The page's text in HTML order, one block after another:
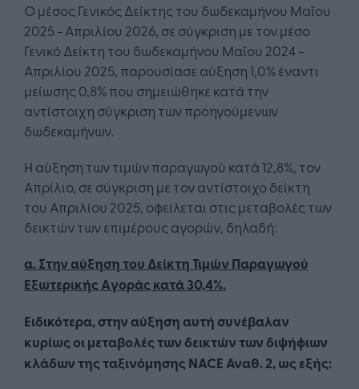
Ο μέσος Γενικός Δείκτης του δωδεκαμήνου Μαΐου
2025 - Απριλίου 2026, σε σύγκριση με τον μέσο
Γενικό Δείκτη του δωδεκαμήνου Μαΐου 2024 -
Απριλίου 2025, παρουσίασε αύξηση 1,0% έναντι
μείωσης 0,8% που σημειώθηκε κατά την
αντίστοιχη σύγκριση των προηγούμενων
δωδεκαμήνων.
Η αύξηση των τιμών παραγωγού κατά 12,8%, τον
Απρίλιο, σε σύγκριση με τον αντίστοιχο δείκτη
του Απριλίου 2025, οφείλεται στις μεταβολές των
δεικτών των επιμέρους αγορών, δηλαδή:
α. Στην αύξηση του Δείκτη Τιμών Παραγωγού
Eξωτερικής Aγοράς κατά 30,4%.
Ειδικότερα, στην αύξηση αυτή συνέβαλαν
κυρίως οι μεταβολές των δεικτών των διψήφιων
κλάδων της ταξινόμησης NACE Αναθ. 2, ως εξής: